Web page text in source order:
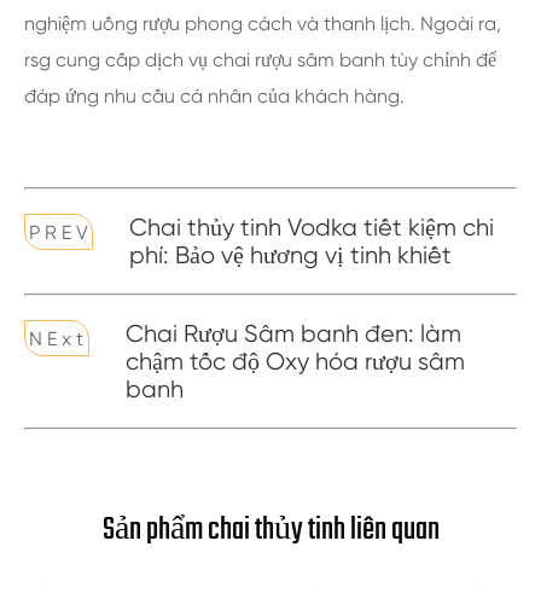
nghiệm uống rượu phong cách và thanh lịch. Ngoài ra,
rsg cung cấp dịch vụ chai rượu sâm banh tùy chỉnh để
đáp ứng nhu cầu cá nhân của khách hàng.
P R E V
Chai thủy tinh Vodka tiết kiệm chi
phí: Bảo vệ hương vị tinh khiết
N E x t
Chai Rượu Sâm banh đen: làm
chậm tốc độ Oxy hóa rượu sâm
banh
Sản phẩm chai thủy tinh liên quan